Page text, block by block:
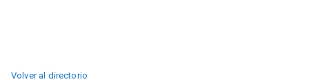
Volver al directorio